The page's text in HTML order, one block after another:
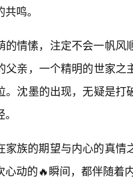
鸣。
的情愫，注定不会一帆风
父亲，一个精明的世家
。沈墨的出现，无疑是
家族的期望与内心的真情
心动的🔥瞬间，都伴随着